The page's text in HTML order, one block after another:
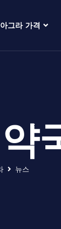
그라 가격
뉴스